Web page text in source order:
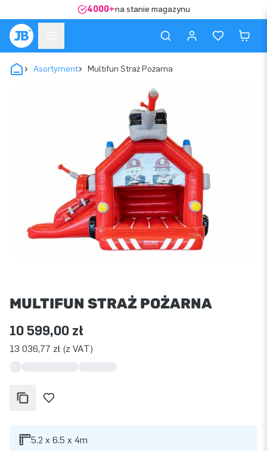
4000+na stanie magazynu
Asortyment Multifun Straż Pożarna
MULTIFUN STRAŻ POŻARNA
10 599,00 zł
13 036,77 zł (z VAT)
5.2 x 6.5 x 4m